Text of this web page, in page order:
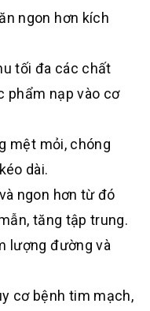
ngon hơn kích
tối đa các chất
phẩm nạp vào cơ
mệt mỏi, chóng
dài.
ngon hơn từ đó
tăng tập trung.
lượng đường và
cơ bệnh tim mạch,